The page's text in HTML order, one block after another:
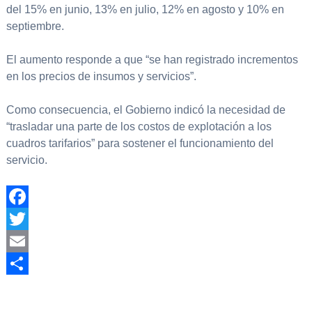
del 15% en junio, 13% en julio, 12% en agosto y 10% en
septiembre.
El aumento responde a que “se han registrado incrementos
en los precios de insumos y servicios”.
Como consecuencia, el Gobierno indicó la necesidad de
“trasladar una parte de los costos de explotación a los
cuadros tarifarios” para sostener el funcionamiento del
servicio.
Facebook
Twitter
Email